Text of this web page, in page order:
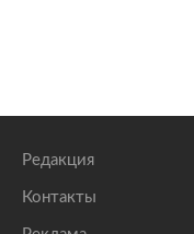
Редакция
Контакты